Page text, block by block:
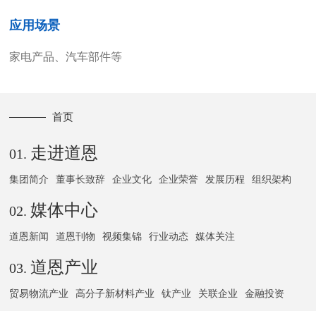
应用场景
家电产品、汽车部件等
首页
01. 走进道恩
集团简介 董事长致辞 企业文化 企业荣誉 发展历程 组织架构
02.媒体中心
道恩新闻 道恩刊物 视频集锦 行业动态 媒体关注
03.道恩产业
贸易物流产业 高分子新材料产业 钛产业 关联企业 金融投资